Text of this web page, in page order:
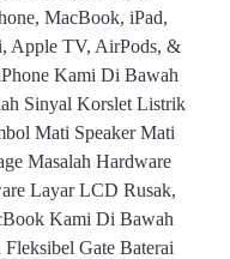
MacBook, iPad,
Apple TV, AirPods, &
Kami Di Bawah
Sinyal Korslet Listrik
Mati Speaker Mati
Masalah Hardware
Layar LCD Rusak,
Kami Di Bawah
Gate Baterai